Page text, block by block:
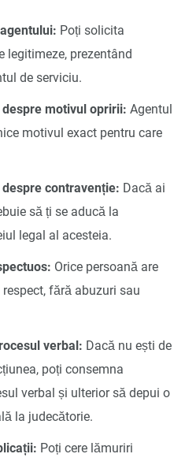
Poți solicita
legitimeze, prezentând
de serviciu.
motivul opririi: Agentul
motivul exact pentru care
contravenție: Dacă ai
să ți se aducă la
legal al acesteia.
Orice persoană are
fără abuzuri sau
verbal: Dacă nu ești de
poți consemna
verbal și ulterior să depui o
la judecătorie.
Poți cere lămuriri